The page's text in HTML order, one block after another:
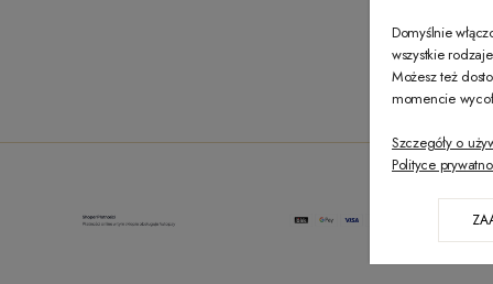
Domyślnie
wszystkie
Możesz też
momencie
Szczegóły o
Polityce